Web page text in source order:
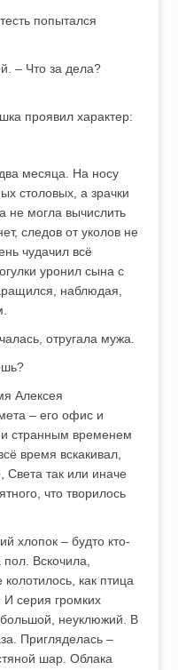
попытался
– Что за дела?
проявил характер:
месяца. На носу
столовых, а зрачки
не могла вычислить
следов от уколов не
чудачил всё
уронил сына с
наблюдая,
отругала мужа.
Алексея
– его офис и
странным временем
время вскакивал,
Света так или иначе
что творилось
хлопок – будто кто-
Вскочила,
как птица
И серия громких
большой, неуклюжий. В
Пригляделась –
шар. Облака